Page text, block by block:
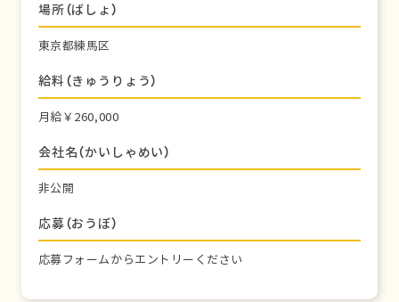
場所（ばしょ）
東京都練馬区
給料（きゅうりょう）
月給￥260,000
会社名（かいしゃめい）
非公開
応募（おうぼ）
応募フォームからエントリーください